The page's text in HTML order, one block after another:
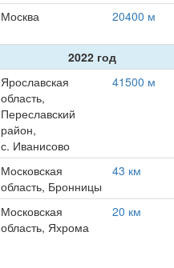
Москва 20400 м
2022 год
Ярославская
область,
Переславский
район,
с. Иванисово
41500 м
Московская
область, Бронницы
43 км
Московская
область, Яхрома
20 км